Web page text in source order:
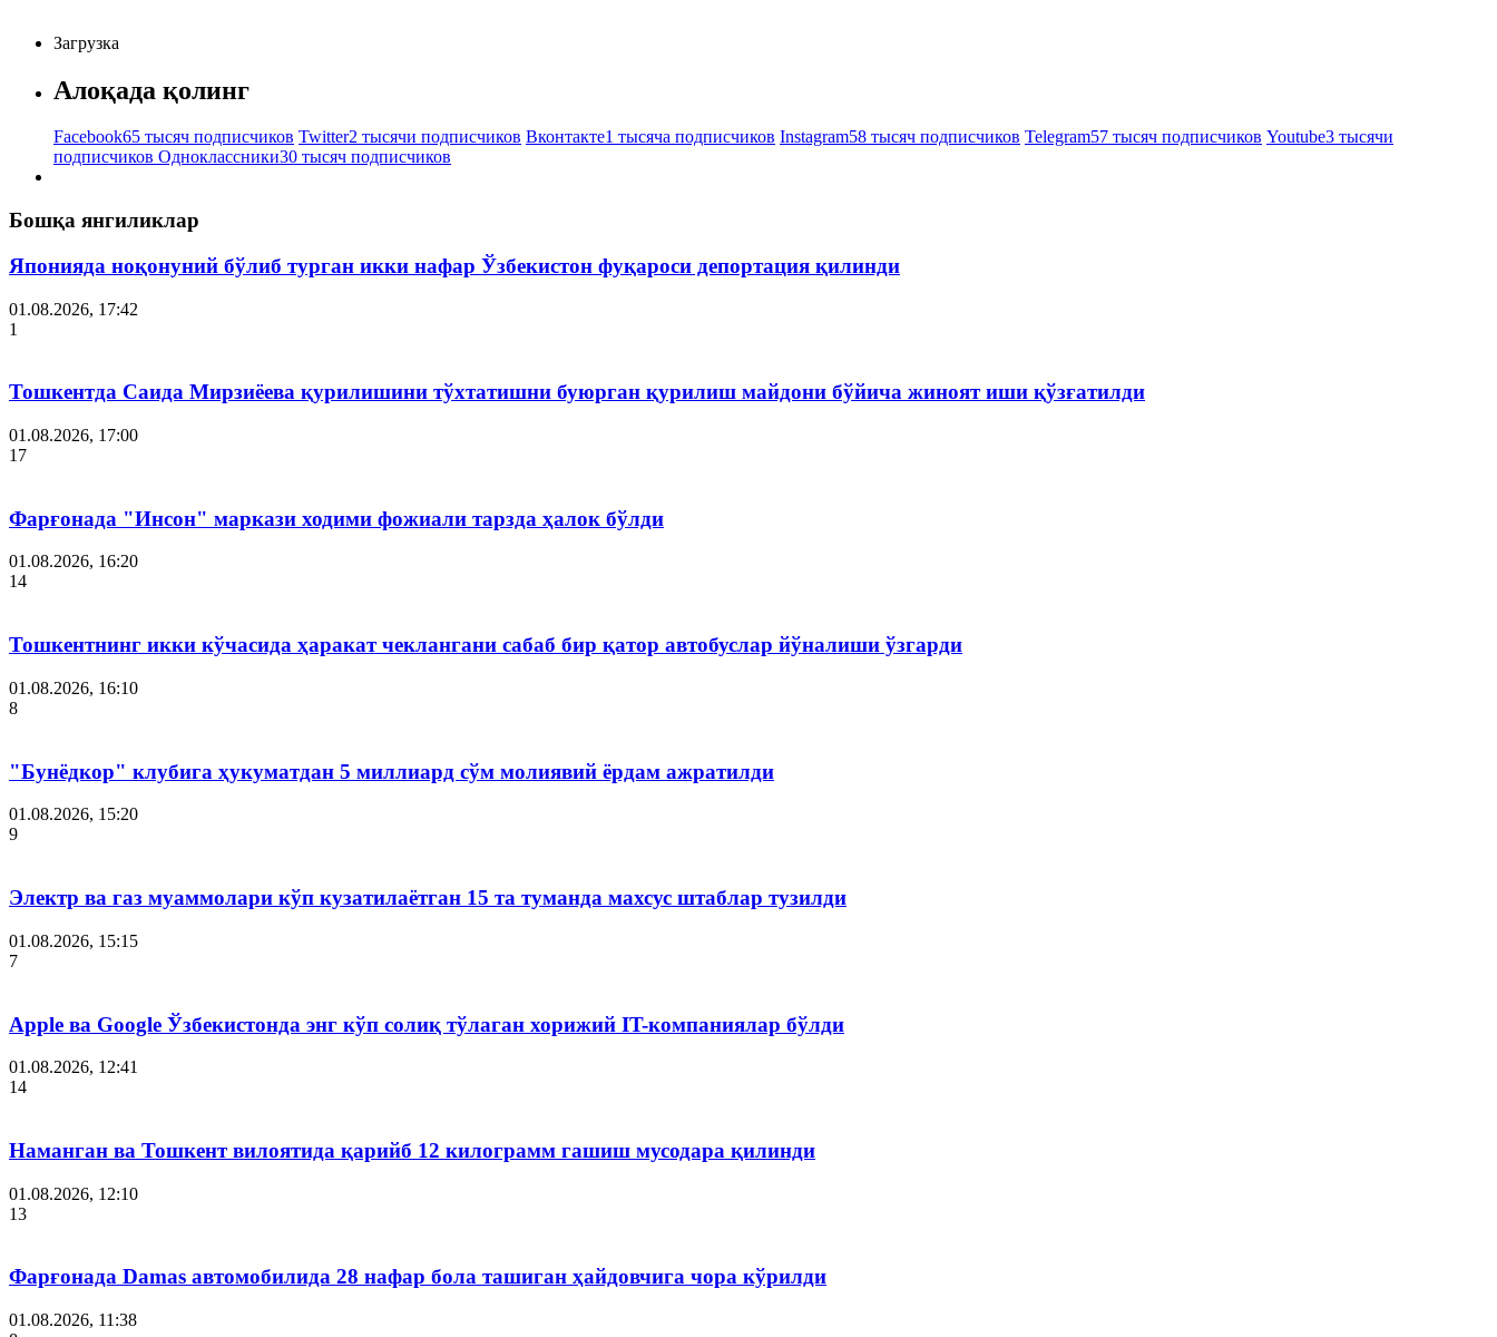
Загрузка
Алоқада қолинг
Facebook65 тысяч подписчиков Twitter2 тысячи подписчиков Вконтакте1 тысяча подписчиков Instagram58 тысяч подписчиков Telegram57 тысяч подписчиков Youtube3 тысячи
подписчиков Одноклассники30 тысяч подписчиков
Бошқа янгиликлар
Японияда ноқонуний бўлиб турган икки нафар Ўзбекистон фуқароси депортация қилинди
01.08.2026, 17:42
1
Тошкентда Саида Мирзиёева қурилишини тўхтатишни буюрган қурилиш майдони бўйича жиноят иши қўзғатилди
01.08.2026, 17:00
17
Фарғонада "Инсон" маркази ходими фожиали тарзда ҳалок бўлди
01.08.2026, 16:20
14
Тошкентнинг икки кўчасида ҳаракат чеклангани сабаб бир қатор автобуслар йўналиши ўзгарди
01.08.2026, 16:10
8
"Бунёдкор" клубига ҳукуматдан 5 миллиард сўм молиявий ёрдам ажратилди
01.08.2026, 15:20
9
Электр ва газ муаммолари кўп кузатилаётган 15 та туманда махсус штаблар тузилди
01.08.2026, 15:15
7
Apple ва Google Ўзбекистонда энг кўп солиқ тўлаган хорижий IT-компаниялар бўлди
01.08.2026, 12:41
14
Наманган ва Тошкент вилоятида қарийб 12 килограмм гашиш мусодара қилинди
01.08.2026, 12:10
13
Фарғонада Damas автомобилида 28 нафар бола ташиган ҳайдовчига чора кўрилди
01.08.2026, 11:38